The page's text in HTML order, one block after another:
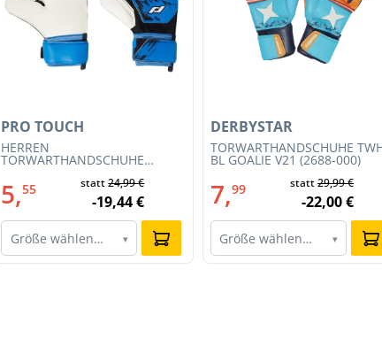
HERREN
TORWARTHANDSCHUHE
PRO TOUCH
5,55 statt24,99 €
-19,44 €
Größe wählen… ▾
TORWARTHANDSCHUHE
BL GOALIE V21 (2688-000)
DERBYSTAR
7,99 statt29,99 €
-22,00 €
Größe wählen… ▾